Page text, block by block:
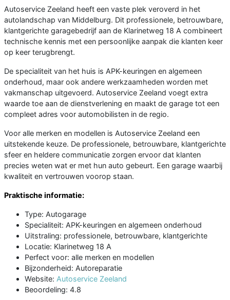
Autoservice Zeeland heeft een vaste plek veroverd in het
autolandschap van Middelburg. Dit professionele, betrouwbare,
klantgerichte garagebedrijf aan de Klarinetweg 18 A combineert
technische kennis met een persoonlijke aanpak die klanten keer
op keer terugbrengt.
De specialiteit van het huis is APK-keuringen en algemeen
onderhoud, maar ook andere werkzaamheden worden met
vakmanschap uitgevoerd. Autoservice Zeeland voegt extra
waarde toe aan de dienstverlening en maakt de garage tot een
compleet adres voor automobilisten in de regio.
Voor alle merken en modellen is Autoservice Zeeland een
uitstekende keuze. De professionele, betrouwbare, klantgerichte
sfeer en heldere communicatie zorgen ervoor dat klanten
precies weten wat er met hun auto gebeurt. Een garage waarbij
kwaliteit en vertrouwen voorop staan.
Praktische informatie:
Type: Autogarage
Specialiteit: APK-keuringen en algemeen onderhoud
Uitstraling: professionele, betrouwbare, klantgerichte
Locatie: Klarinetweg 18 A
Perfect voor: alle merken en modellen
Bijzonderheid: Autoreparatie
Website: Autoservice Zeeland
Beoordeling: 4.8